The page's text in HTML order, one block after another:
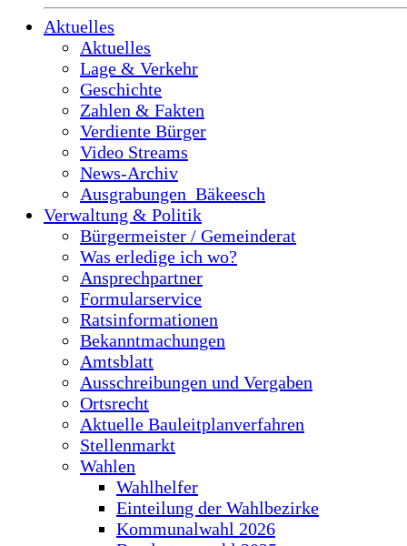
Aktuelles
Aktuelles
Lage & Verkehr
Geschichte
Zahlen & Fakten
Verdiente Bürger
Video Streams
News-Archiv
Ausgrabungen_Bäkeesch
Verwaltung & Politik
Bürgermeister / Gemeinderat
Was erledige ich wo?
Ansprechpartner
Formularservice
Ratsinformationen
Bekanntmachungen
Amtsblatt
Ausschreibungen und Vergaben
Ortsrecht
Aktuelle Bauleitplanverfahren
Stellenmarkt
Wahlen
Wahlhelfer
Einteilung der Wahlbezirke
Kommunalwahl 2026